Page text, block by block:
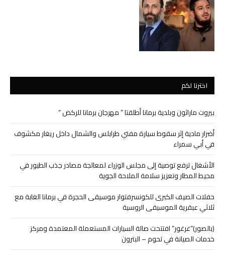
اخترنا لكم
بيروت ماراثون وبلدية برمانا أطلقتا ” مهرجان برمانا للركض “
أضرار مادية إثر سقوط سيارة مفتي طرابلس والشمال داخل ريغار مكشوف
في أبي سمراء
الأشغال ترفع توصية إلى مجلس الوزراء لمعالجة مصادر جذب الطيور في
محيط المطار وتعزيز سلامة الملاحة الجوية
حفلات الصيف الكبرى للكونسرفتوار موسيقى الحجرة في برمانا الغابة مع
ثلاثي عبقرية الموسيقى الروسية
(بالصور)”غرغور” افتتحت صالة السيارات المستعملة المعتمدة ومركز
خدمات الصيانة في تحوم – البترون